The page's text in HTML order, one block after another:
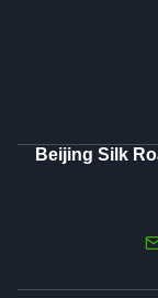
Beijing Silk